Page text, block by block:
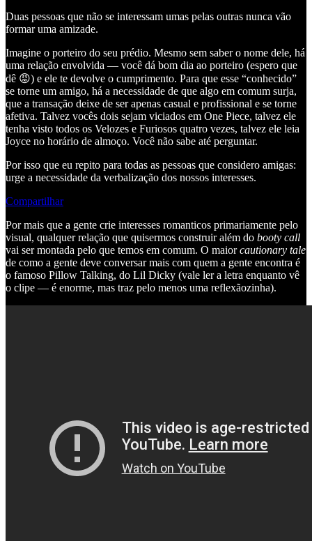
Duas pessoas que não se interessam umas pelas outras nunca vão
formar uma amizade.
Imagine o porteiro do seu prédio. Mesmo sem saber o nome dele, há
uma relação envolvida — você dá bom dia ao porteiro (espero que
dê 😡) e ele te devolve o cumprimento. Para que esse “conhecido”
se torne um amigo, há a necessidade de que algo em comum surja,
que a transação deixe de ser apenas casual e profissional e se torne
afetiva. Talvez vocês dois sejam viciados em One Piece, talvez ele
tenha visto todos os Velozes e Furiosos quatro vezes, talvez ele leia
Joyce no horário de almoço. Você não sabe até perguntar.
Por isso que eu repito para todas as pessoas que considero amigas:
urge a necessidade da verbalização dos nossos interesses.
Compartilhar
Por mais que a gente crie interesses romanticos primariamente pelo
visual, qualquer relação que quisermos construir além do booty call
vai ser montada pelo que temos em comum. O maiorcautionary tale
de como a gente deve conversar mais com quem a gente encontra é
o famoso Pillow Talking, do Lil Dicky (vale ler a letra enquanto vê
o clipe — é enorme, mas traz pelo menos uma reflexãozinha).